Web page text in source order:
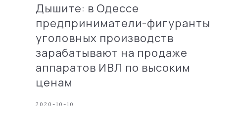
Дышите: в Одессе
предприниматели-фигуранты
уголовных производств
зарабатывают на продаже
аппаратов ИВЛ по высоким
ценам
2020-10-10